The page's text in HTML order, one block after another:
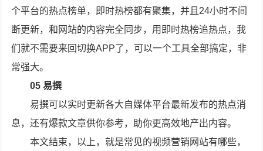
个平台的热点榜单，即时热榜都有聚集，并且24小时不间
断更新，和网站的内容完全同步，用即时热榜追热点，我
们就不需要来回切换APP了，可以一个工具全部搞定，非
常强大。
05 易撰
易撰可以实时更新各大自媒体平台最新发布的热点消
息，还有爆款文章供你参考，助你更高效地产出内容。
本文结束，以上，就是常见的视频营销网站有哪些，